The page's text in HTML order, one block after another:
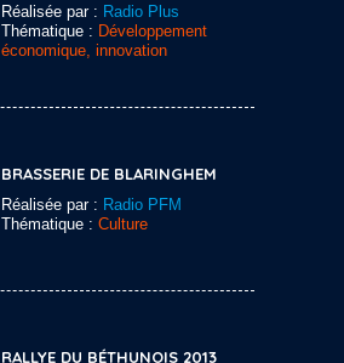
Réalisée par : Radio Plus
Thématique : Développement
économique, innovation
BRASSERIE DE BLARINGHEM
Réalisée par : Radio PFM
Thématique : Culture
RALLYE DU BÉTHUNOIS 2013